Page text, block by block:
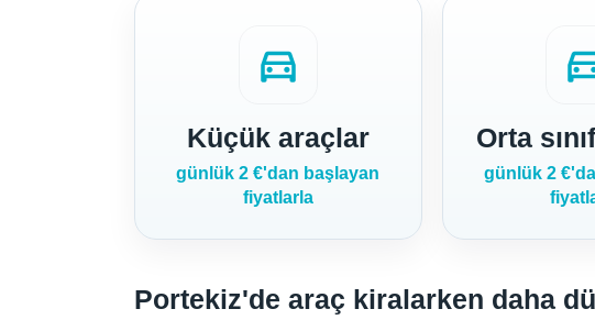
directions_car
Küçük araçlar
günlük 2 €'dan başlayan
fiyatlarla
Orta
günlük 2
Portekiz'de araç kiralarken daha